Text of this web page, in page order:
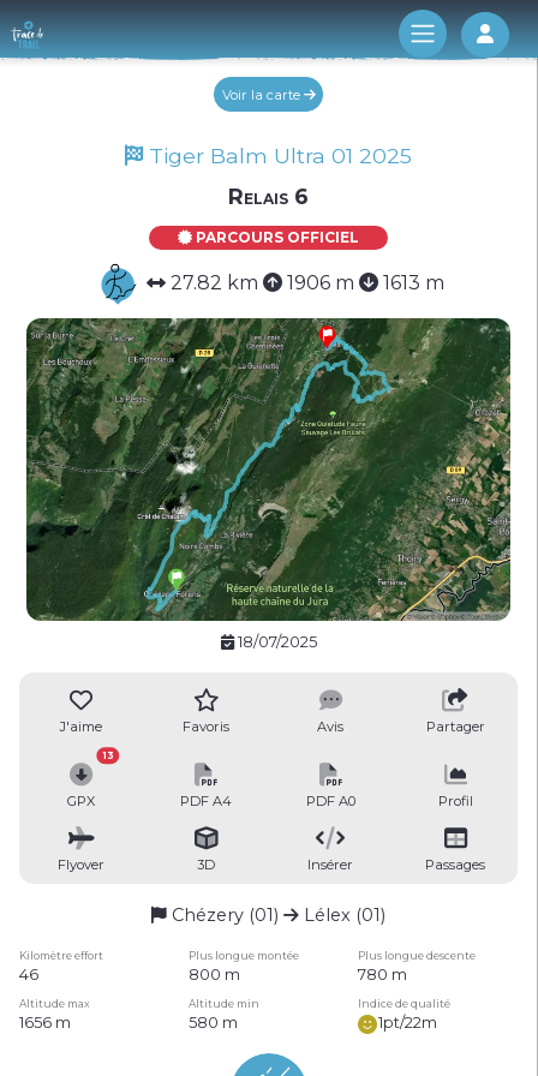
Log
Voir la carte
Tiger Balm Ultra 01 2025
Relais 6
PARCOURS OFFICIEL
27.82 km 1906 m 1613 m
18/07/2025
J'aime Favoris Avis Partager
GPX
13
PDF A4 PDF A0 Profil
Flyover 3D Insérer Passages
Chézery (01) Lélex (01)
Kilomètre effort Plus longue montée Plus longue descente
46 800 m 780 m
Altitude max Altitude min Indice de qualité
1656 m 580 m 1pt/22m